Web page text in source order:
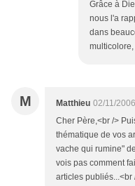
Grâce à
nous l'a
dans
M Matthieu 02/11/
Cher Père,<br />
thématique de vos
vache qui rumine"
vois pas comment
articles